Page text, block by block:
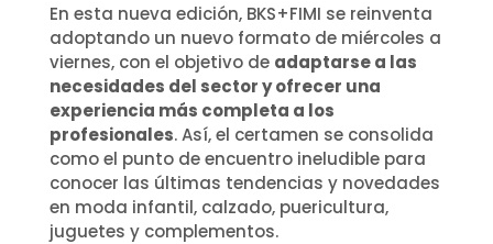
En esta nueva edición, BKS+FIMI se reinventa
adoptando un nuevo formato de miércoles a
viernes, con el objetivo de adaptarse a las
necesidades del sector y ofrecer una
experiencia más completa a los
profesionales. Así, el certamen se consolida
como el punto de encuentro ineludible para
conocer las últimas tendencias y novedades
en moda infantil, calzado, puericultura,
juguetes y complementos.